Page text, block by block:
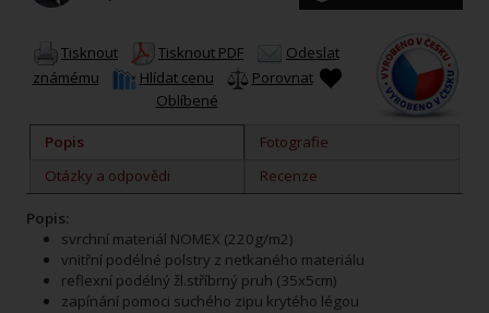
Tisknout Tisknout PDF
Odeslat
známému
Hlídat cenu
Porovnat
Oblíbené
Popis
Fotografie
Otázky a odpovědi
Recenze
Popis:
svrchní materiál NOMEX (220g/m2)
vnitřní podélné polstry z netkaného materiálu
reflexní podélný žl.stříbrný pruh (35x5cm)
zapínání pomoci suchého zipu krytého légou